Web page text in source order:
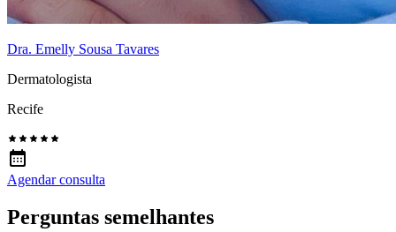
Dra. Emelly Sousa Tavares
Dermatologista
Recife
Agendar consulta
Perguntas semelhantes